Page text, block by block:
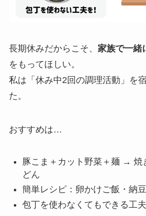
長期休みだからこそ、 家族で一緒
をもってほしい。
私は「休み中2回の調理活動」を
た。
おすすめは…
豚こま＋カット野菜＋麺 → 焼
どん
簡単レシピ：卵かけご飯・納
包丁を使わなくてもできる工